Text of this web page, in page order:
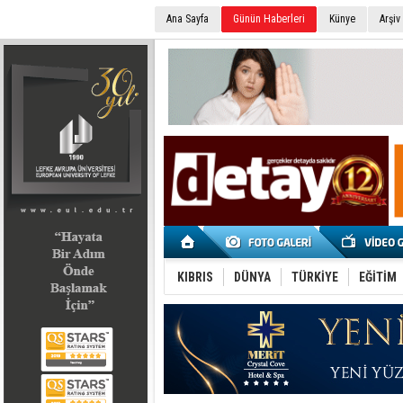
Ana Sayfa Günün Haberleri Künye Arşiv
KIBRIS DÜNYA TÜRKİYE EĞİTİM